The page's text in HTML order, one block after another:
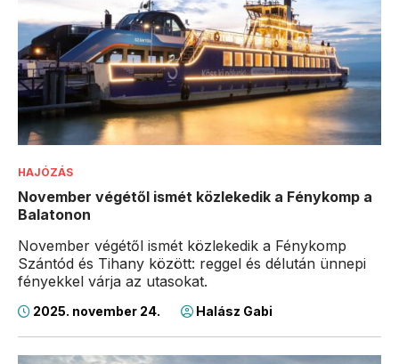
HAJÓZÁS
November végétől ismét közlekedik a Fénykomp a
Balatonon
November végétől ismét közlekedik a Fénykomp
Szántód és Tihany között: reggel és délután ünnepi
fényekkel várja az utasokat.
2025. november 24. Halász Gabi